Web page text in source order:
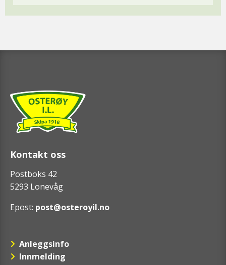
Kontakt oss
Postboks 42
5293 Lonevåg
Epost: post@osteroyil.no
Anleggsinfo
Innmelding